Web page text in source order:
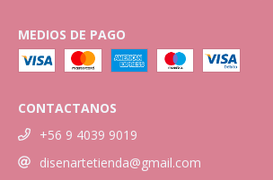
MEDIOS DE PAGO
CONTACTANOS
+56 9 4039 9019
disenartetienda@gmail.com